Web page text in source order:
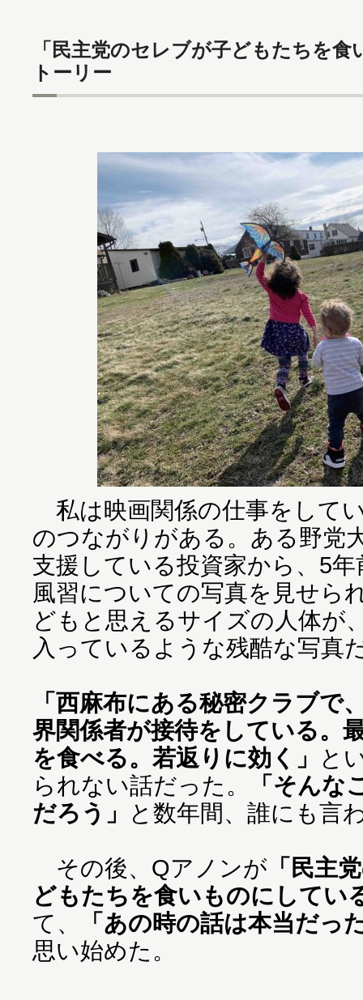
「民主党のセレブが子どもたちを
トーリー
私は映画関係の仕事をして
のつながりがある。ある野党
支援している投資家から、5
風習についての写真を見せら
どもと思えるサイズの人体が
入っているような残酷な写真
「西麻布にある秘密クラブで
界関係者が接待をしている。
を食べる。若返りに効く」
と
られない話だった。
「そんな
だろう」
と数年間、誰にも言
その後、Qアノンが 「民主
どもたちを食いものにしてい
て、
「あの時の話は本当だっ
思い始めた。